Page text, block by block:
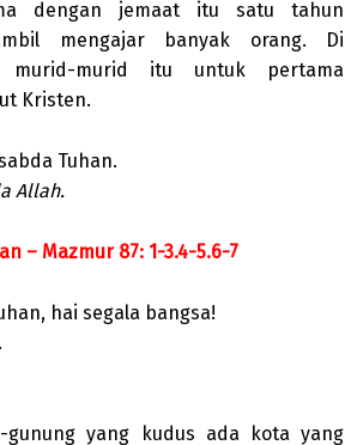
dengan jemaat itu satu tahun
mengajar banyak orang. Di
murid-murid itu untuk pertama
Kristen.
Tuhan.
Allah.
– Mazmur 87: 1-3.4-5.6-7
hai segala bangsa!
gunung yang kudus ada kota yang